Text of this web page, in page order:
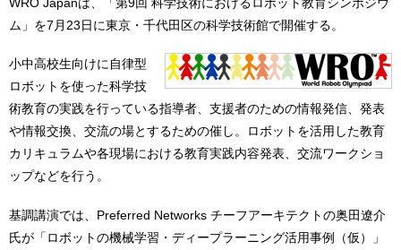
ム」を7月23日に東京・千代田区の科学技術館で開催する。
小中高校生向けに自律型
ロボットを使った科学技
術教育の実践を行っている指導者、支援者のための情報発信、発表
や情報交換、交流の場とするための催し。ロボットを活用した教育
カリキュラムや各現場における教育実践内容発表、交流ワークショ
ップなどを行う。
基調講演では、Preferred Networks チーフアーキテクトの奥田遼介
氏が「ロボットの機械学習・ディープラーニング活用事例（仮）」